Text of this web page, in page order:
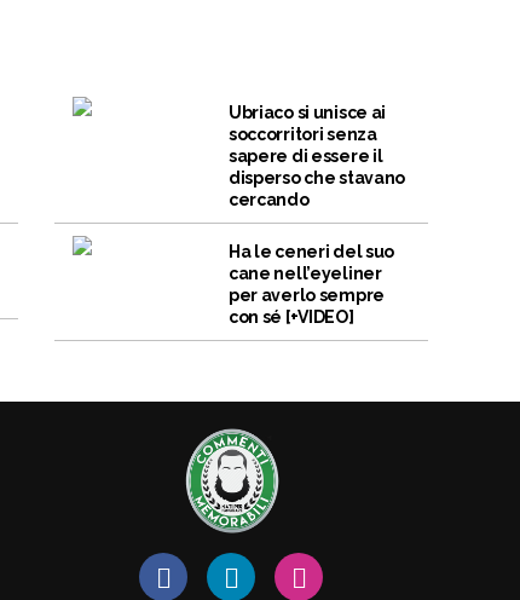
Ubriaco si unisce ai
soccorritori senza
sapere di essere il
disperso che stavano
cercando
Ha le ceneri del suo
cane nell’eyeliner
per averlo sempre
con sé [+VIDEO]